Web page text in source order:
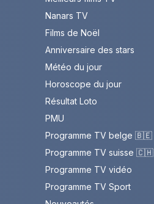
Nanars TV
Films de Noël
Anniversaire des stars
Météo du jour
Horoscope du jour
Résultat Loto
PMU
Programme TV belge 🇧🇪
Programme TV suisse 🇨🇭
Programme TV vidéo
Programme TV Sport